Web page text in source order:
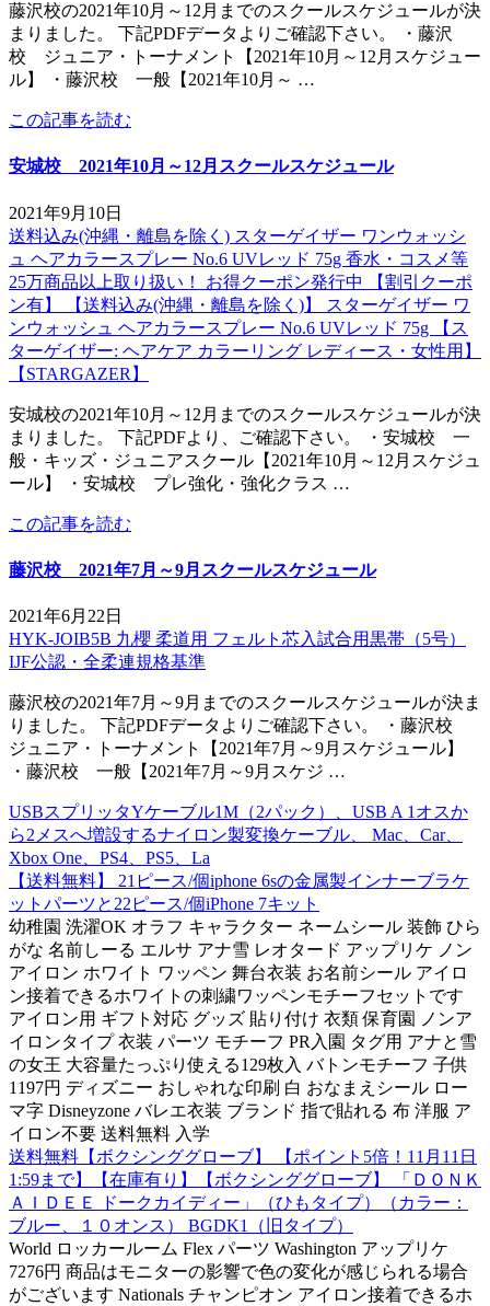
藤沢校の2021年10月～12月までのスクールスケジュールが決
まりました。 下記PDFデータよりご確認下さい。 ・藤沢
校 ジュニア・トーナメント【2021年10月～12月スケジュー
ル】 ・藤沢校 一般【2021年10月～ …
この記事を読む
安城校 2021年10月～12月スクールスケジュール
2021年9月10日
送料込み(沖縄・離島を除く) スターゲイザー ワンウォッシ
ュ ヘアカラースプレー No.6 UVレッド 75g 香水・コスメ等
25万商品以上取り扱い！ お得クーポン発行中 【割引クーポ
ン有】 【送料込み(沖縄・離島を除く)】 スターゲイザー ワ
ンウォッシュ ヘアカラースプレー No.6 UVレッド 75g 【ス
ターゲイザー: ヘアケア カラーリング レディース・女性用】
【STARGAZER】
安城校の2021年10月～12月までのスクールスケジュールが決
まりました。 下記PDFより、ご確認下さい。 ・安城校 一
般・キッズ・ジュニアスクール【2021年10月～12月スケジュ
ール】 ・安城校 プレ強化・強化クラス …
この記事を読む
藤沢校 2021年7月～9月スクールスケジュール
2021年6月22日
HYK-JOIB5B 九櫻 柔道用 フェルト芯入試合用黒帯（5号）
IJF公認・全柔連規格基準
藤沢校の2021年7月～9月までのスクールスケジュールが決ま
りました。 下記PDFデータよりご確認下さい。 ・藤沢校
ジュニア・トーナメント【2021年7月～9月スケジュール】
・藤沢校 一般【2021年7月～9月スケジ …
USBスプリッタYケーブル1M（2パック）、USB A 1オスか
ら2メスへ増設するナイロン製変換ケーブル、 Mac、Car、
Xbox One、PS4、PS5、La
【送料無料】 21ピース/個iphone 6sの金属製インナーブラケ
ットパーツと22ピース/個iPhone 7キット
幼稚園 洗濯OK オラフ キャラクター ネームシール 装飾 ひら
がな 名前しーる エルサ アナ雪 レオタード アップリケ ノン
アイロン ホワイト ワッペン 舞台衣装 お名前シール アイロ
ン接着できるホワイトの刺繍ワッペンモチーフセットです
アイロン用 ギフト対応 グッズ 貼り付け 衣類 保育園 ノンア
イロンタイプ 衣装 パーツ モチーフ PR入園 タグ用 アナと雪
の女王 大容量たっぷり使える129枚入 バトンモチーフ 子供
1197円 ディズニー おしゃれな印刷 白 おなまえシール ロー
マ字 Disneyzone バレエ衣装 ブランド 指で貼れる 布 洋服 ア
イロン不要 送料無料 入学
送料無料【ボクシンググローブ】 【ポイント5倍！11月11日
1:59まで】【在庫有り】【ボクシンググローブ】 「ＤＯＮＫ
ＡＩＤＥＥ ドークカイディー」（ひもタイプ）（カラー：
ブルー、１０オンス） BGDK1（旧タイプ）
World ロッカールーム Flex パーツ Washington アップリケ
7276円 商品はモニターの影響で色の変化が感じられる場合
がございます Nationals チャンピオン アイロン接着できるホ